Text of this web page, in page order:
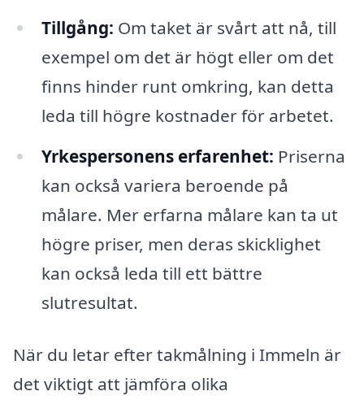
Tillgång: Om taket är svårt att nå, till
exempel om det är högt eller om det
finns hinder runt omkring, kan detta
leda till högre kostnader för arbetet.
Yrkespersonens erfarenhet: Priserna
kan också variera beroende på
målare. Mer erfarna målare kan ta ut
högre priser, men deras skicklighet
kan också leda till ett bättre
slutresultat.
När du letar efter takmålning i Immeln är
det viktigt att jämföra olika